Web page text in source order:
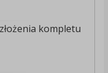
kompletu